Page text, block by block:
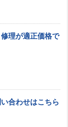
理が適正価格で
合わせはこちら